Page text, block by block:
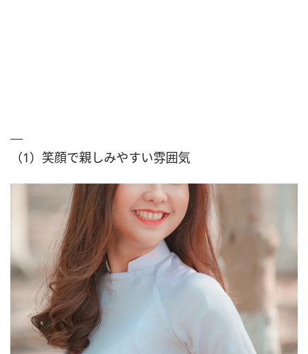
（1）笑顔で親しみやすい雰囲気